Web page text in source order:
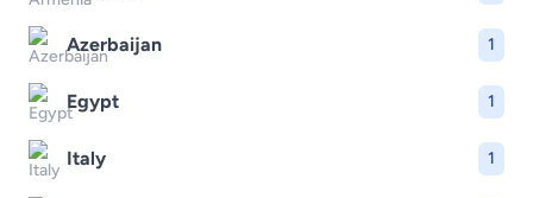
Azerbaijan 1
Egypt 1
Italy 1